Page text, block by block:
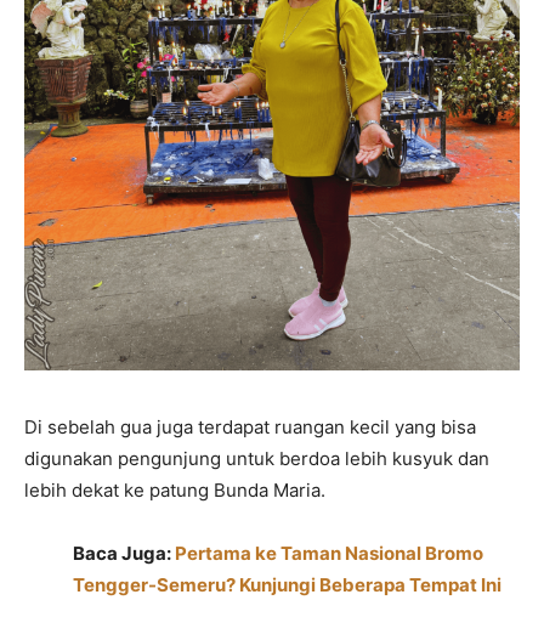
Di sebelah gua juga terdapat ruangan kecil yang bisa
digunakan pengunjung untuk berdoa lebih kusyuk dan
lebih dekat ke patung Bunda Maria.
Baca Juga: Pertama ke Taman Nasional Bromo
Tengger-Semeru? Kunjungi Beberapa Tempat Ini